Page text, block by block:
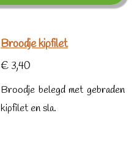
Broodje kipfilet
€ 3,40
Broodje belegd met gebraden
kipfilet en sla.